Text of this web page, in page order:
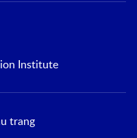
Institute
trang